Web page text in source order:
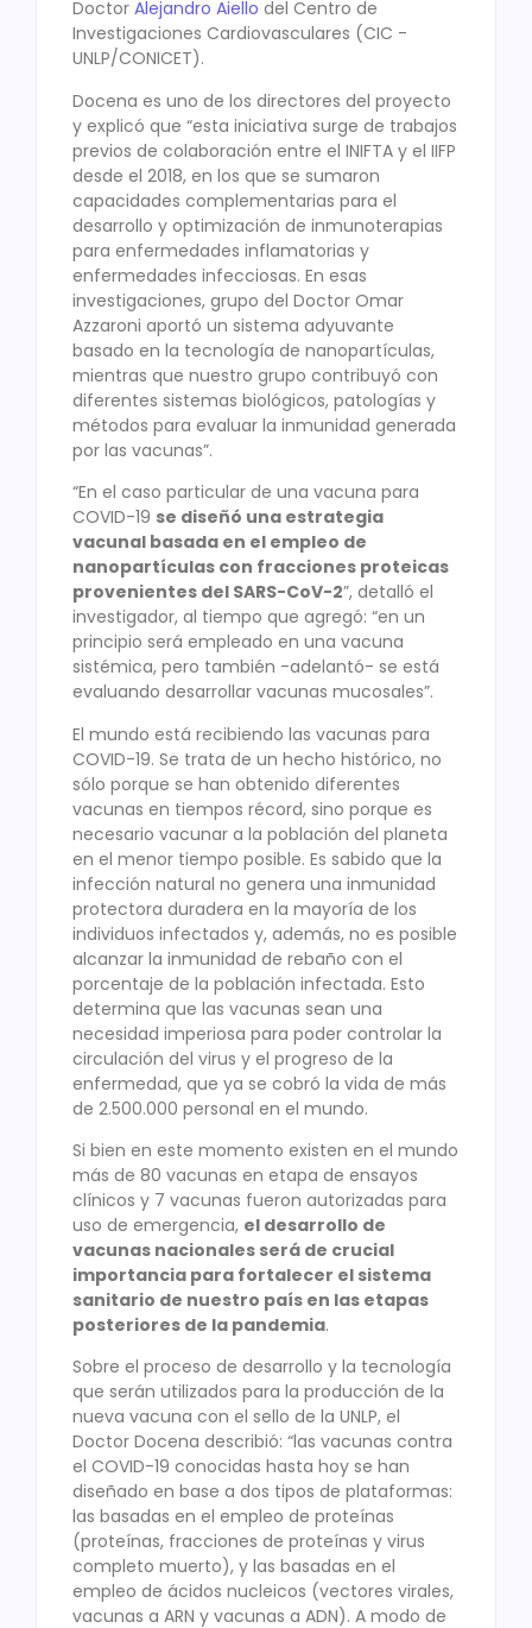
Doctor Alejandro Aiello del Centro de
Investigaciones Cardiovasculares (CIC -
UNLP/CONICET).
Docena es uno de los directores del proyecto
y explicó que “esta iniciativa surge de trabajos
previos de colaboración entre el INIFTA y el IIFP
desde el 2018, en los que se sumaron
capacidades complementarias para el
desarrollo y optimización de inmunoterapias
para enfermedades inflamatorias y
enfermedades infecciosas. En esas
investigaciones, grupo del Doctor Omar
Azzaroni aportó un sistema adyuvante
basado en la tecnología de nanopartículas,
mientras que nuestro grupo contribuyó con
diferentes sistemas biológicos, patologías y
métodos para evaluar la inmunidad generada
por las vacunas”.
“En el caso particular de una vacuna para
COVID-19 se diseñó una estrategia
vacunal basada en el empleo de
nanopartículas con fracciones proteicas
provenientes del SARS-CoV-2”, detalló el
investigador, al tiempo que agregó: “en un
principio será empleado en una vacuna
sistémica, pero también -adelantó- se está
evaluando desarrollar vacunas mucosales”.
El mundo está recibiendo las vacunas para
COVID-19. Se trata de un hecho histórico, no
sólo porque se han obtenido diferentes
vacunas en tiempos récord, sino porque es
necesario vacunar a la población del planeta
en el menor tiempo posible. Es sabido que la
infección natural no genera una inmunidad
protectora duradera en la mayoría de los
individuos infectados y, además, no es posible
alcanzar la inmunidad de rebaño con el
porcentaje de la población infectada. Esto
determina que las vacunas sean una
necesidad imperiosa para poder controlar la
circulación del virus y el progreso de la
enfermedad, que ya se cobró la vida de más
de 2.500.000 personal en el mundo.
Si bien en este momento existen en el mundo
más de 80 vacunas en etapa de ensayos
clínicos y 7 vacunas fueron autorizadas para
uso de emergencia, el desarrollo de
vacunas nacionales será de crucial
importancia para fortalecer el sistema
sanitario de nuestro país en las etapas
posteriores de la pandemia.
Sobre el proceso de desarrollo y la tecnología
que serán utilizados para la producción de la
nueva vacuna con el sello de la UNLP, el
Doctor Docena describió: “las vacunas contra
el COVID-19 conocidas hasta hoy se han
diseñado en base a dos tipos de plataformas:
las basadas en el empleo de proteínas
(proteínas, fracciones de proteínas y virus
completo muerto), y las basadas en el
empleo de ácidos nucleicos (vectores virales,
vacunas a ARN y vacunas a ADN). A modo de